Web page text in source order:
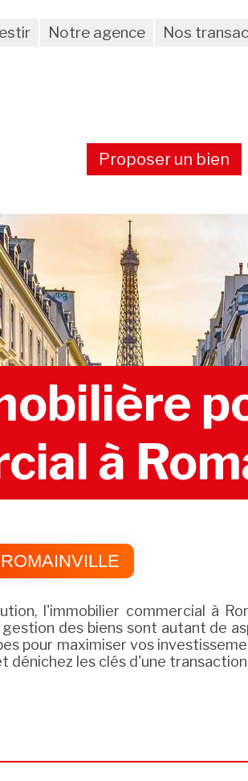
Notre agence Nos
Proposer un bien
à
l'immobilier commercial à
des biens sont autant de
pour maximiser vos
dénichez les clés d'une